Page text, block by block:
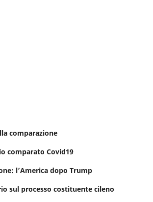
comparazione
comparato Covid19
l’America dopo Trump
sul processo costituente cileno